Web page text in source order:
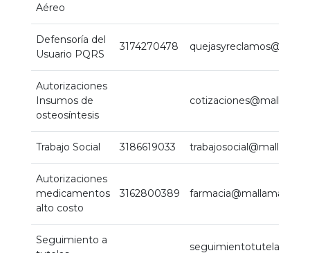
Aéreo
Defensoría del
Usuario PQRS
3174270478
Autorizaciones
Insumos de
osteosíntesis
Trabajo Social 3186619033
Autorizaciones
medicamentos
alto costo
3162800389
Seguimiento a